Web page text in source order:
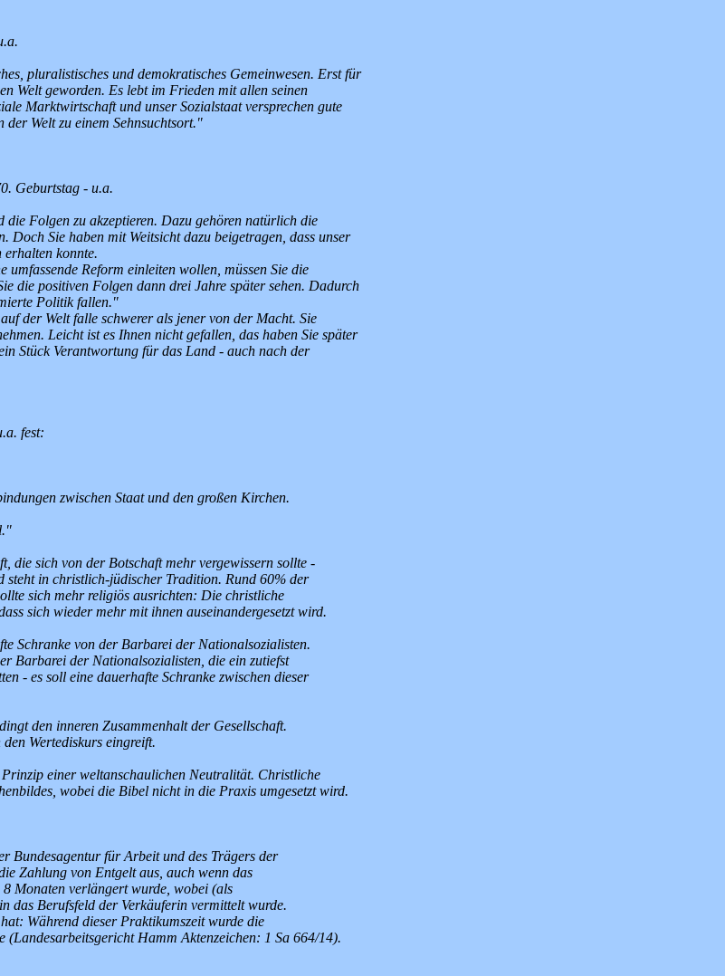
pluralistisches und demokratisches Gemeinwesen. Erst für
Welt geworden. Es lebt im Frieden mit allen seinen
Marktwirtschaft und unser Sozialstaat versprechen gute
Welt zu einem Sehnsuchtsort."
Geburtstag - u.a.
Folgen zu akzeptieren. Dazu gehören natürlich die
Sie haben mit Weitsicht dazu beigetragen, dass unser
konnte.
Reform einleiten wollen, müssen Sie die
die positiven Folgen dann drei Jahre später sehen. Dadurch
Politik fallen."
der Welt falle schwerer als jener von der Macht. Sie
Leicht ist es Ihnen nicht gefallen, das haben Sie später
Stück Verantwortung für das Land - auch nach der
fest:
zwischen Staat und den großen Kirchen.
die sich von der Botschaft mehr vergewissern sollte -
in christlich-jüdischer Tradition. Rund 60% der
sich mehr religiös ausrichten: Die christliche
sich wieder mehr mit ihnen auseinandergesetzt wird.
Schranke von der Barbarei der Nationalsozialisten.
Barbarei der Nationalsozialisten, die ein zutiefst
- es soll eine dauerhafte Schranke zwischen dieser
den inneren Zusammenhalt der Gesellschaft.
Wertediskurs eingreift.
einer weltanschaulichen Neutralität. Christliche
wobei die Bibel nicht in die Praxis umgesetzt wird.
Bundesagentur für Arbeit und des Trägers der
Zahlung von Entgelt aus, auch wenn das
Monaten verlängert wurde, wobei (als
das Berufsfeld der Verkäuferin vermittelt wurde.
Während dieser Praktikumszeit wurde die
(Landesarbeitsgericht Hamm Aktenzeichen: 1 Sa 664/14).